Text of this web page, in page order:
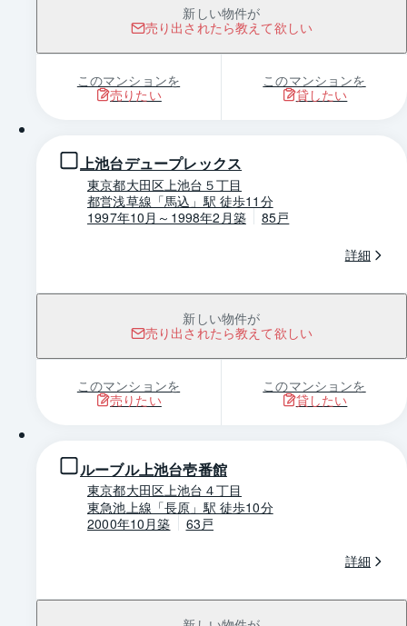
新しい物件が
売り出されたら教えて欲しい
このマンションを
売りたい
このマンションを
貸したい
上池台デュープレックス
東京都大田区上池台５丁目
都営浅草線「馬込」駅 徒歩11分
1997年10月～1998年2月築
85戸
詳細
新しい物件が
売り出されたら教えて欲しい
このマンションを
売りたい
このマンションを
貸したい
ルーブル上池台壱番館
東京都大田区上池台４丁目
東急池上線「長原」駅 徒歩10分
2000年10月築
63戸
詳細